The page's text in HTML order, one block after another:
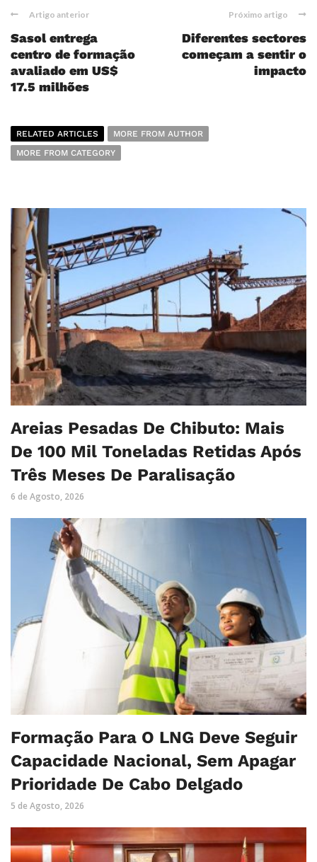
Artigo anterior
Sasol entrega
centro de formação
avaliado em US$
17.5 milhões
Próximo artigo
Diferentes sectores
começam a sentir o
impacto
RELATED ARTICLES
MORE FROM AUTHOR
MORE FROM CATEGORY
Areias Pesadas De Chibuto: Mais
De 100 Mil Toneladas Retidas Após
Três Meses De Paralisação
6 de Agosto, 2026
Formação Para O LNG Deve Seguir
Capacidade Nacional, Sem Apagar
Prioridade De Cabo Delgado
5 de Agosto, 2026